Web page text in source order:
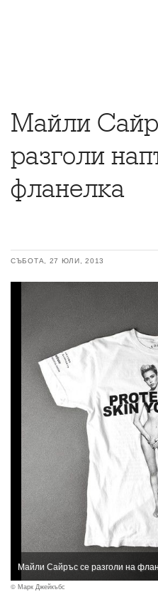
Майли
разголи
фланелка
СЪБОТА, 27 ЮЛИ, 2013
Майли Сайръс се разголи на
© Марк Джейкъбс